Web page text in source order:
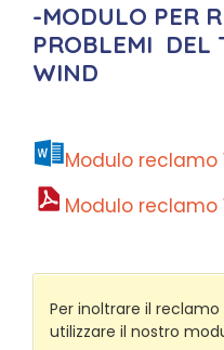
-MODULO PER
PROBLEMI DEL
WIND
Modulo reclamo
Modulo reclamo
Per inoltrare il
utilizzare il nostro